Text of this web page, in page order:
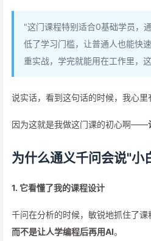
"这门课程特别适合0基础学员，
低了学习门槛，让普通人也能快
重实战，学完就能用在工作里，
说实话，看到这句话的时候，我心里
因为这就是我做这门课的初心啊——
为什么通义千问会说"小
1. 它看懂了我的课程设计
千问在分析的时候，敏锐地抓住了课
而不是让人学编程后再用AI。